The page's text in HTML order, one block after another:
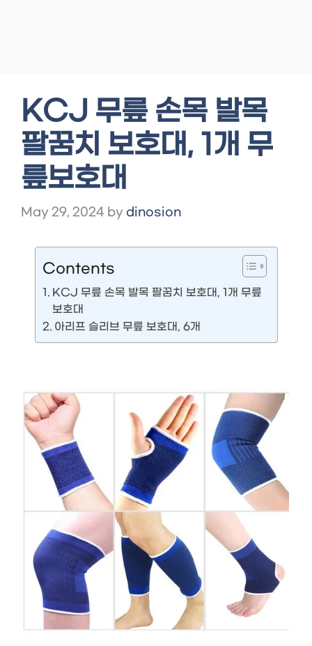
KCJ 무릎 손목 발목
팔꿈치 보호대, 1개 무
릎보호대
May 29, 2024 by dinosion
Contents
KCJ 무릎 손목 발목 팔꿈치 보호대, 1개 무릎
보호대
아리프 슬리브 무릎 보호대, 6개